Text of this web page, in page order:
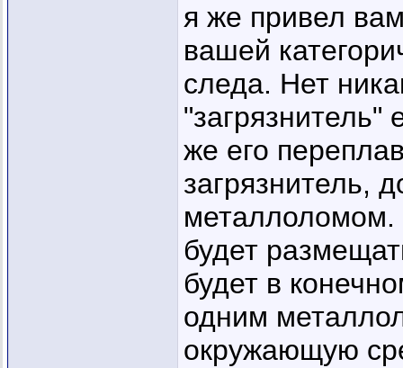
я же привел
вашей
следа. Нет
"загрязнитель"
же его
загрязнитель,
металлоломом.
будет
будет в
одним
окружающую